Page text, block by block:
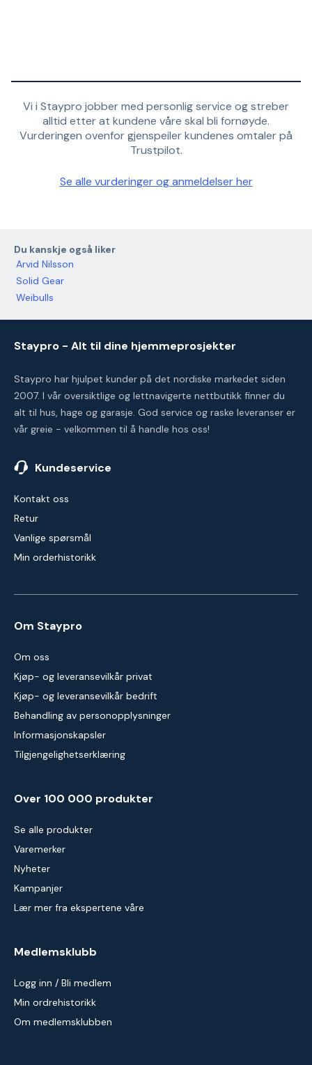
Vi i Staypro jobber med personlig service og streber
alltid etter at kundene våre skal bli fornøyde.
Vurderingen ovenfor gjenspeiler kundenes omtaler på
Trustpilot.
Se alle vurderinger og anmeldelser her
Du kanskje også liker
Arvid Nilsson
Solid Gear
Weibulls
Staypro - Alt til dine hjemmeprosjekter
Staypro har hjulpet kunder på det nordiske markedet siden
2007. I vår oversiktlige og lettnavigerte nettbutikk finner du
alt til hus, hage og garasje. God service og raske leveranser er
vår greie - velkommen til å handle hos oss!
Kundeservice
Kontakt oss
Retur
Vanlige spørsmål
Min orderhistorikk
Om Staypro
Om oss
Kjøp- og leveransevilkår privat
Kjøp- og leveransevilkår bedrift
Behandling av personopplysninger
Informasjonskapsler
Tilgjengelighetserklæring
Over 100 000 produkter
Se alle produkter
Varemerker
Nyheter
Kampanjer
Lær mer fra ekspertene våre
Medlemsklubb
Logg inn / Bli medlem
Min ordrehistorikk
Om medlemsklubben